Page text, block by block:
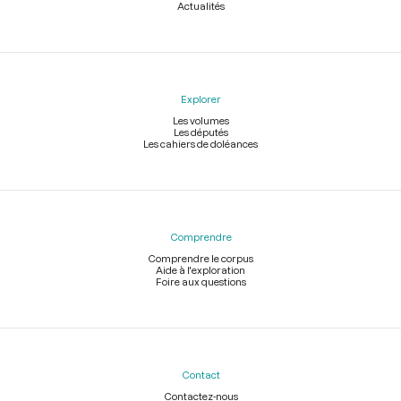
Actualités
Explorer
Les volumes
Les députés
Les cahiers de doléances
Comprendre
Comprendre le corpus
Aide à l'exploration
Foire aux questions
Contact
Contactez-nous